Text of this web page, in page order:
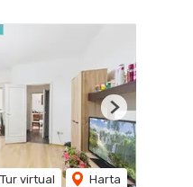
Tur virtual Harta
Next